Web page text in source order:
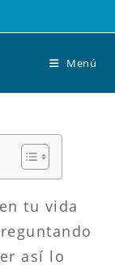
Menú
tu vida
así lo